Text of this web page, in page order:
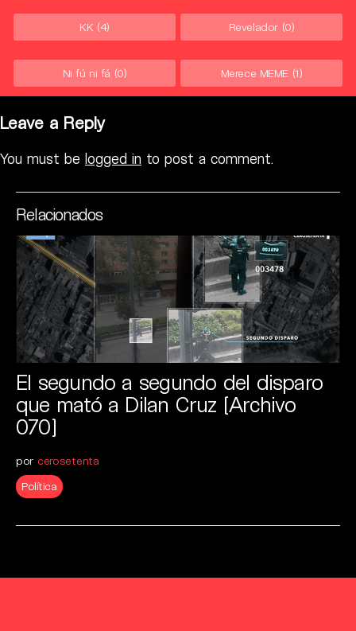
KK (4) Revelador (0)
Ni fú ni fá (0) Merece MEME (1)
Leave a Reply
You must be logged in to post a comment.
Relacionados
El segundo a segundo del disparo
que mató a Dilan Cruz [Archivo
070]
por cerosetenta
Política